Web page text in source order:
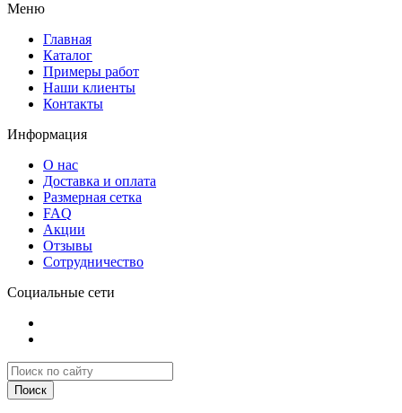
Меню
Главная
Каталог
Примеры работ
Наши клиенты
Контакты
Информация
О нас
Доставка и оплата
Размерная сетка
FAQ
Акции
Отзывы
Сотрудничество
Социальные сети
Поиск